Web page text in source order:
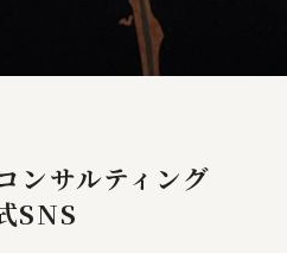
ンサルティング
SNS